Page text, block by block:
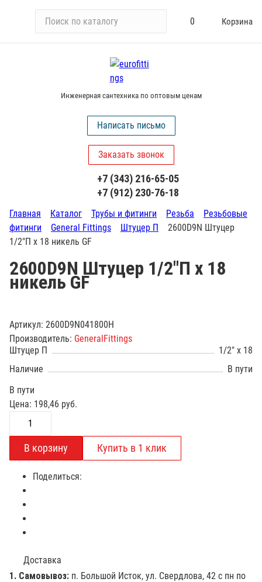
и
у
0 Корзина
Инженерная сантехника по оптовым ценам
Написать письмо
Заказать звонок
+7 (343) 216-65-05
+7 (912) 230-76-18
Главная Каталог Трубы и фитинги Резьба
Резьбовые
фитинги
General Fittings Штуцер П
2600D9N Штуцер
1/2"П х 18 никель GF
2600D9N Штуцер 1/2"П х 18
никель GF
Артикул: 2600D9N041800H
Производитель: GeneralFittings
Штуцер П
1/2" x 18
Наличие
В пути
В пути
Цена: 198,46 руб.
Поделиться:
Доставка
1. Самовывоз: п. Большой Исток, ул. Свердлова, 42 с пн по